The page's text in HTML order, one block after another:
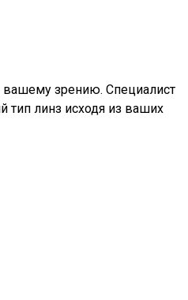
вашему зрению. Специалист
тип линз исходя из ваших